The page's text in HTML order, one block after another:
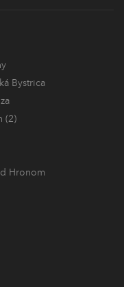
Bystrica
(2)
Hronom